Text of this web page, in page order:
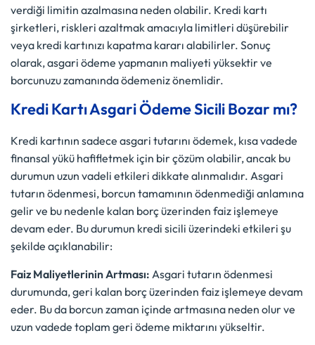
verdiği limitin azalmasına neden olabilir. Kredi kartı
şirketleri, riskleri azaltmak amacıyla limitleri düşürebilir
veya kredi kartınızı kapatma kararı alabilirler. Sonuç
olarak, asgari ödeme yapmanın maliyeti yüksektir ve
borcunuzu zamanında ödemeniz önemlidir.
Kredi Kartı Asgari Ödeme Sicili Bozar mı?
Kredi kartının sadece asgari tutarını ödemek, kısa vadede
finansal yükü hafifletmek için bir çözüm olabilir, ancak bu
durumun uzun vadeli etkileri dikkate alınmalıdır. Asgari
tutarın ödenmesi, borcun tamamının ödenmediği anlamına
gelir ve bu nedenle kalan borç üzerinden faiz işlemeye
devam eder. Bu durumun kredi sicili üzerindeki etkileri şu
şekilde açıklanabilir:
Faiz Maliyetlerinin Artması: Asgari tutarın ödenmesi
durumunda, geri kalan borç üzerinden faiz işlemeye devam
eder. Bu da borcun zaman içinde artmasına neden olur ve
uzun vadede toplam geri ödeme miktarını yükseltir.